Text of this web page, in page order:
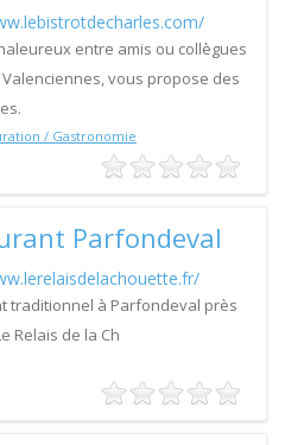
entre amis ou collègues
vous propose des
/ Gastronomie
Parfondeval
traditionnel à Parfondeval près
Relais de la Ch